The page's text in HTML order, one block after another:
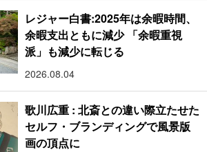
レジャー白書:2025年は余暇時間、
余暇支出ともに減少 「余暇重視
派」も減少に転じる
2026.08.04
歌川広重 : 北斎との違い際立たせた
セルフ・ブランディングで風景版
画の頂点に